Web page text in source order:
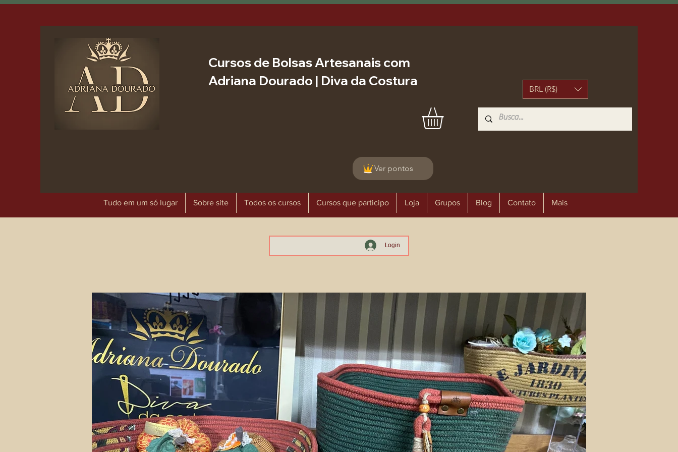
Cursos de Bolsas Artesanais com
Adriana Dourado | Diva da Costura
BRL (R$)
Ver pontos
Tudo em um só lugar Sobre site Todos os cursos Cursos que participo Loja Grupos Blog Contato Mais
Login